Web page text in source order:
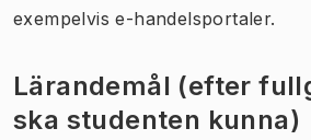
exempelvis e-handelsportaler.
Lärandemål (efter
ska studenten kunna)